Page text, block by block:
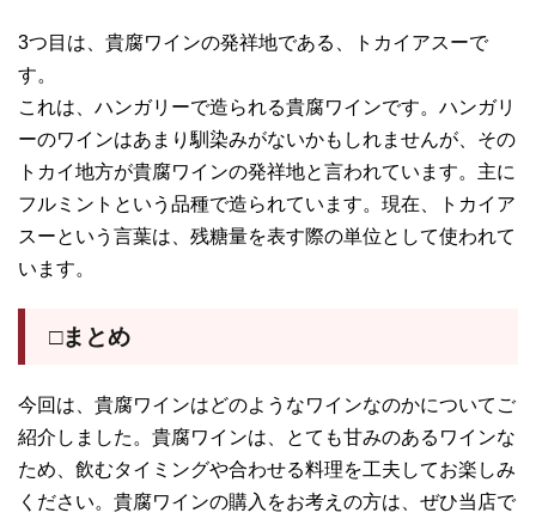
3つ目は、貴腐ワインの発祥地である、トカイアスーで
す。
これは、ハンガリーで造られる貴腐ワインです。ハンガリ
ーのワインはあまり馴染みがないかもしれませんが、その
トカイ地方が貴腐ワインの発祥地と言われています。主に
フルミントという品種で造られています。現在、トカイア
スーという言葉は、残糖量を表す際の単位として使われて
います。
□まとめ
今回は、貴腐ワインはどのようなワインなのかについてご
紹介しました。貴腐ワインは、とても甘みのあるワインな
ため、飲むタイミングや合わせる料理を工夫してお楽しみ
ください。貴腐ワインの購入をお考えの方は、ぜひ当店で